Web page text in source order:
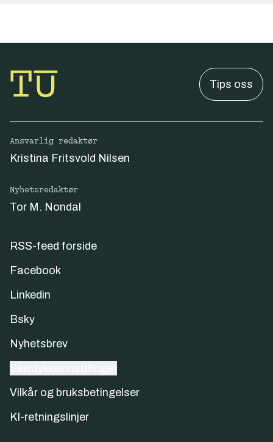
Tips oss
Ansvarlig redaktør
Kristina Fritsvold Nilsen
Nyhetsredaktør
Tor M. Nondal
RSS-feed forside
Facebook
Linkedin
Bsky
Nyhetsbrev
Vilkår og bruksbetingelser
KI-retningslinjer